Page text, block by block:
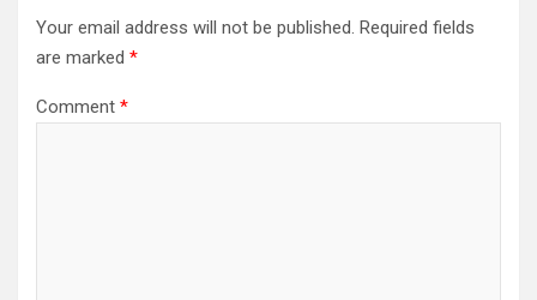
Your email address will not be published. Required fields
are marked *
Comment *